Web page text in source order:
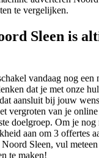
te vergelijken.
Sleen is
vandaag nog een
dat je met onze
aansluit bij jouw
vergroten van je
doelgroep. Om je nog
aan om 3 offertes
Noord Sleen, vul
te maken!